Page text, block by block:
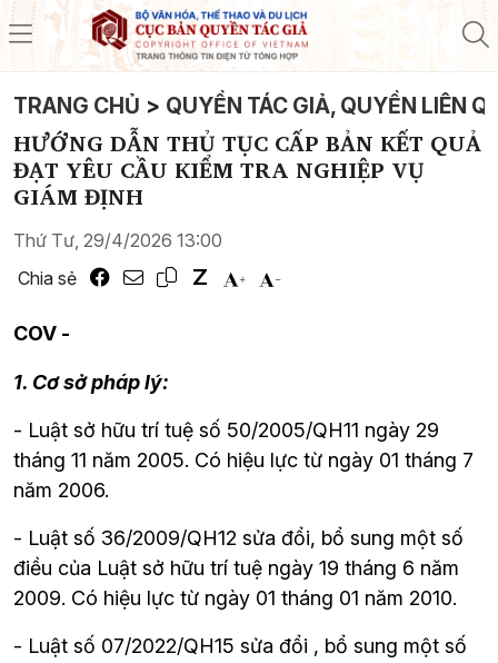
TRANG CHỦ > QUYỀN TÁC GIẢ, QUYỀN LIÊN
HƯỚNG DẪN THỦ TỤC CẤP BẢN KẾT QUẢ
ĐẠT YÊU CẦU KIỂM TRA NGHIỆP VỤ
GIÁM ĐỊNH
Thứ Tư, 29/4/2026 13:00
Chia sẻ
COV -
1. Cơ sở pháp lý:
- Luật sở hữu trí tuệ số 50/2005/QH11 ngày 29
tháng 11 năm 2005. Có hiệu lực từ ngày 01 tháng 7
năm 2006.
- Luật số 36/2009/QH12 sửa đổi, bổ sung một số
điều của Luật sở hữu trí tuệ ngày 19 tháng 6 năm
2009. Có hiệu lực từ ngày 01 tháng 01 năm 2010.
- Luật số 07/2022/QH15 sửa đổi , bổ sung một số